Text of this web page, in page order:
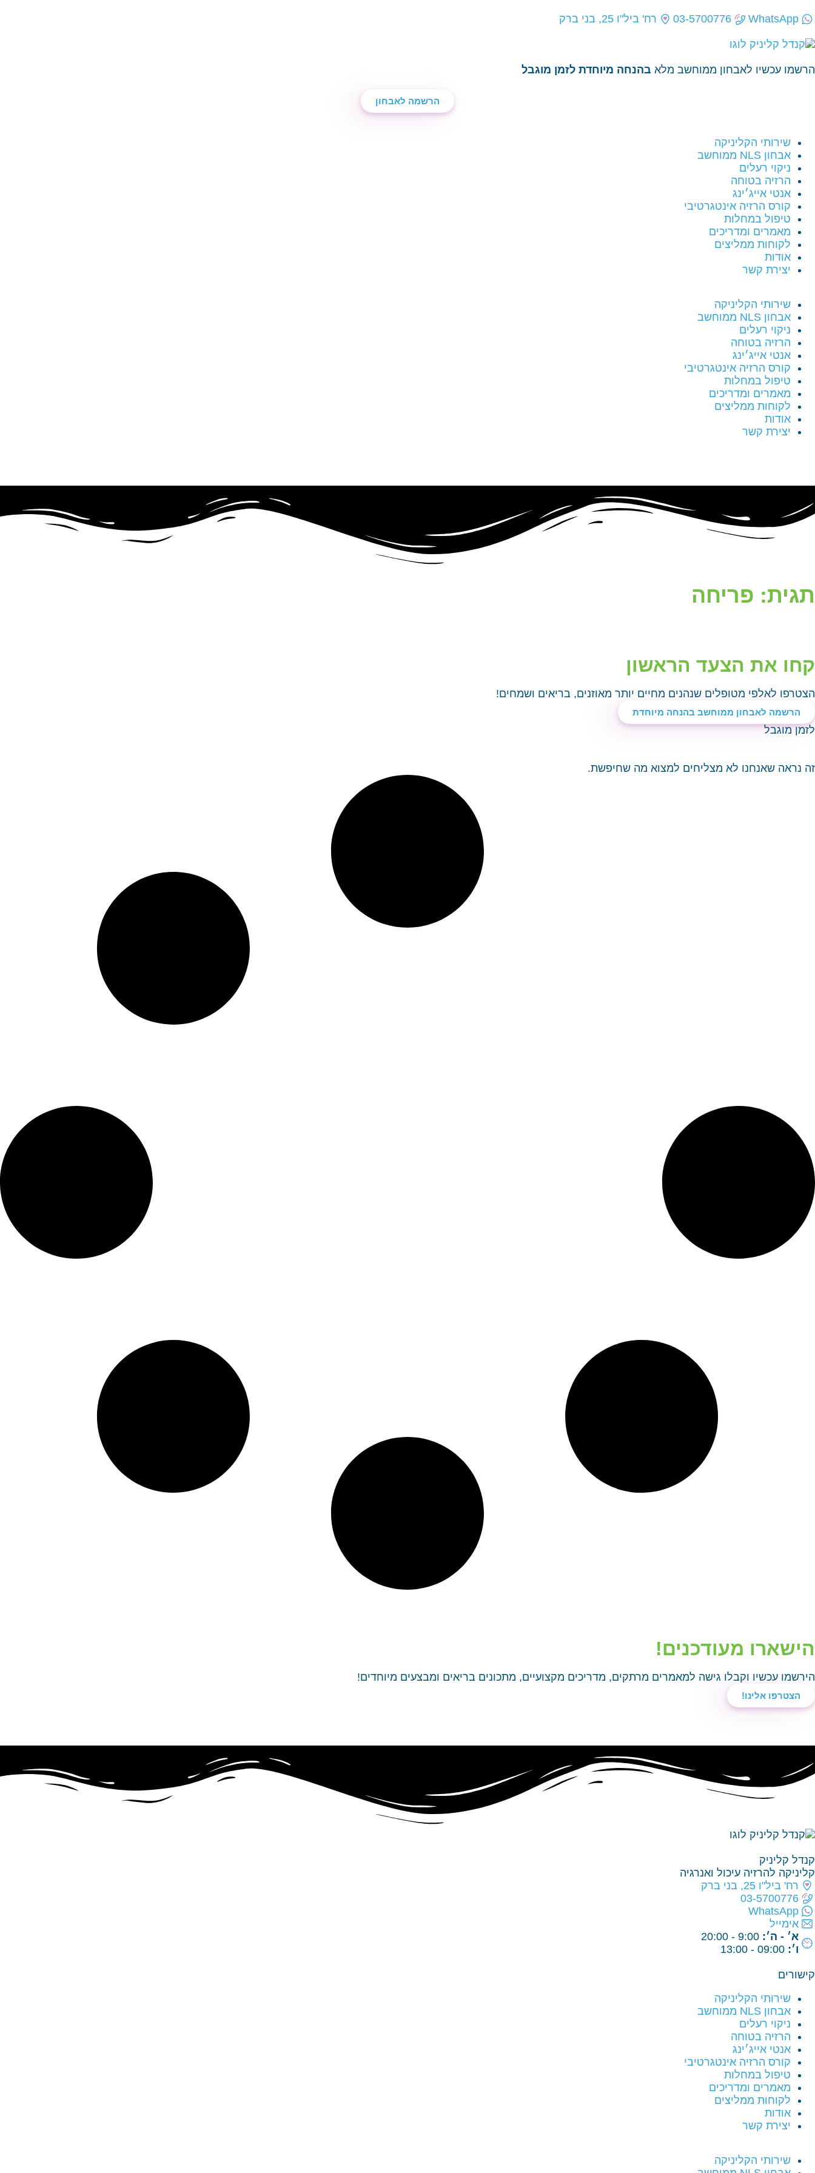
WhatsApp
03-5700776 רח' ביל"ו 25, בני ברק
הרשמו עכשיו לאבחון ממוחשב מלא בהנחה מיוחדת לזמן מוגבל
הרשמה לאבחון
שירותי הקליניקה
אבחון NLS ממוחשב
ניקוי רעלים
הרזיה בטוחה
אנטי אייג׳ינג
קורס הרזיה אינטגרטיבי
טיפול במחלות
מאמרים ומדריכים
לקוחות ממליצים
אודות
יצירת קשר
שירותי הקליניקה
אבחון NLS ממוחשב
ניקוי רעלים
הרזיה בטוחה
אנטי אייג׳ינג
קורס הרזיה אינטגרטיבי
טיפול במחלות
מאמרים ומדריכים
לקוחות ממליצים
אודות
יצירת קשר
תגית: פריחה
קחו את הצעד הראשון
הצטרפו לאלפי מטופלים שנהנים מחיים יותר מאוזנים, בריאים ושמחים!
הרשמה לאבחון ממוחשב בהנחה מיוחדת
לזמן מוגבל
זה נראה שאנחנו לא מצליחים למצוא מה שחיפשת.
הישארו מעודכנים!​
הירשמו עכשיו וקבלו גישה למאמרים מרתקים, מדריכים מקצועיים, מתכונים בריאים ומבצעים מיוחדים!
הצטרפו אלינו!
קנדל קליניק
קליניקה להרזיה עיכול ואנרגיה
רח' ביל"ו 25, בני ברק
03-5700776
WhatsApp
אימייל
א׳ - ה׳: 9:00 - 20:00
ו׳: 09:00 - 13:00
קישורים
שירותי הקליניקה
אבחון NLS ממוחשב
ניקוי רעלים
הרזיה בטוחה
אנטי אייג׳ינג
קורס הרזיה אינטגרטיבי
טיפול במחלות
מאמרים ומדריכים
לקוחות ממליצים
אודות
יצירת קשר
שירותי הקליניקה